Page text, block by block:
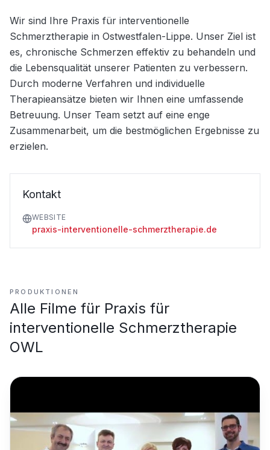
Wir sind Ihre Praxis für interventionelle
Schmerztherapie in Ostwestfalen-Lippe. Unser Ziel ist
es, chronische Schmerzen effektiv zu behandeln und
die Lebensqualität unserer Patienten zu verbessern.
Durch moderne Verfahren und individuelle
Therapieansätze bieten wir Ihnen eine umfassende
Betreuung. Unser Team setzt auf eine enge
Zusammenarbeit, um die bestmöglichen Ergebnisse zu
erzielen.
Kontakt
WEBSITE
praxis-interventionelle-schmerztherapie.de
PRODUKTIONEN
Alle Filme für Praxis für
interventionelle Schmerztherapie
OWL